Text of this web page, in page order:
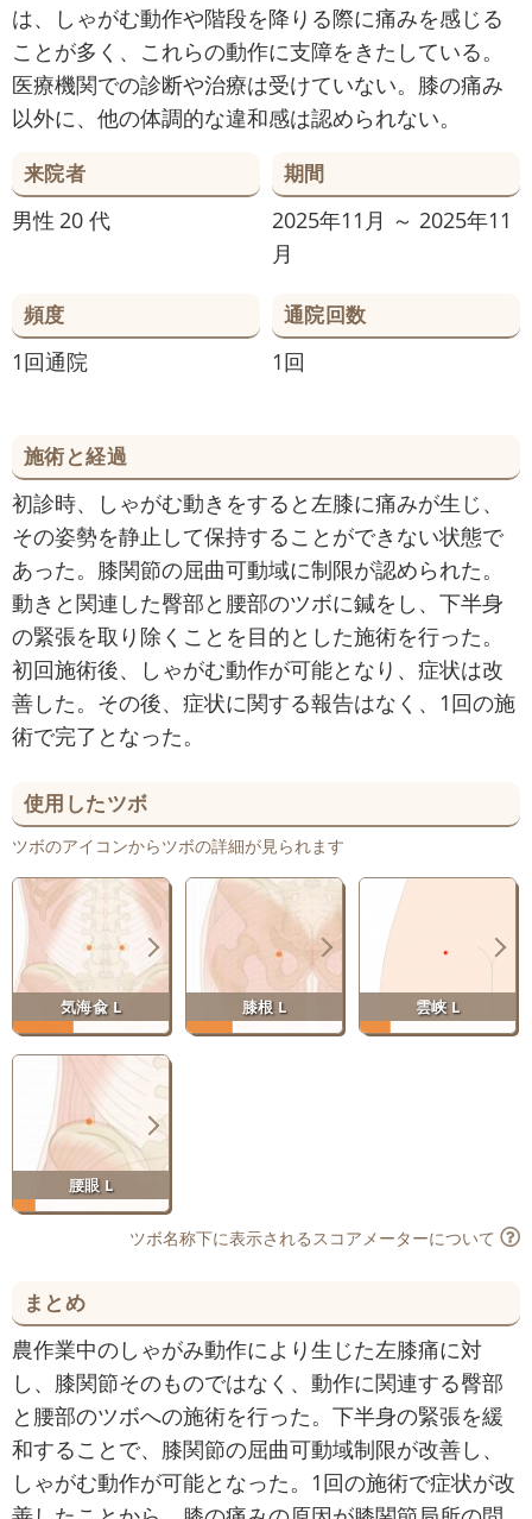
は、しゃがむ動作や階段を降りる際に痛みを感じる
ことが多く、これらの動作に支障をきたしている。
医療機関での診断や治療は受けていない。膝の痛み
以外に、他の体調的な違和感は認められない。
来院者
男性 20 代
期間
2025年11月 ～ 2025年11
月
頻度
1回通院
通院回数
1回
施術と経過
初診時、しゃがむ動きをすると左膝に痛みが生じ、
その姿勢を静止して保持することができない状態で
あった。膝関節の屈曲可動域に制限が認められた。
動きと関連した臀部と腰部のツボに鍼をし、下半身
の緊張を取り除くことを目的とした施術を行った。
初回施術後、しゃがむ動作が可能となり、症状は改
善した。その後、症状に関する報告はなく、1回の施
術で完了となった。
使用したツボ
ツボのアイコンからツボの詳細が見られます
気海兪 L 膝根 L 雲峡 L
腰眼 L
ツボ名称下に表示されるスコアメーターについて
まとめ
農作業中のしゃがみ動作により生じた左膝痛に対
し、膝関節そのものではなく、動作に関連する臀部
と腰部のツボへの施術を行った。下半身の緊張を緩
和することで、膝関節の屈曲可動域制限が改善し、
しゃがむ動作が可能となった。1回の施術で症状が改